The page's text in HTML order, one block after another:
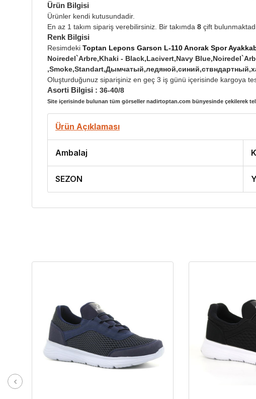
Ürün Bilgisi
Ürünler kendi kutusundadir.
En az 1 takım sipariş verebilirsiniz. Bir takımda 8 çift
Renk Bilgisi
Resimdeki Toptan Lepons Garson L-110 Anorak Spor
Noiredel`Arbre,Khaki - Black,Lacivert,Navy
Oluşturduğunuz siparişiniz en geç 3 iş günü içerisinde kargoya
Asorti Bilgisi : 36-40/8
Site içerisinde bulunan tüm görseller nadirtoptan.com bünyesinde çekilerek
Ürün Açıklaması
Ambalaj
SEZON